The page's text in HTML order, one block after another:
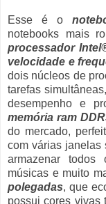
Esse é o
notebooks mais
processador
velocidade e
dois núcleos de
tarefas
desempenho e
memória ram
do mercado,
com várias janelas
armazenar
músicas e muito
polegadas, que
possui cores vivas